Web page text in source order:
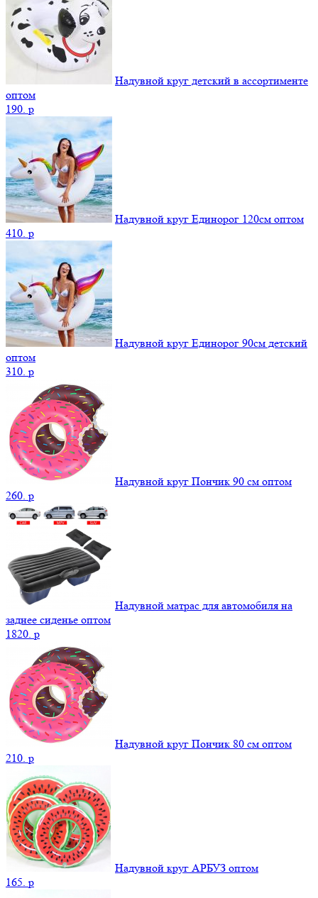
Надувной круг детский в ассортименте
оптом
190. p
Надувной круг Единорог 120см оптом
410. p
Надувной круг Единорог 90см детский
оптом
310. p
Надувной круг Пончик 90 см оптом
260. p
Надувной матрас для автомобиля на
заднее сиденье оптом
1820. p
Надувной круг Пончик 80 см оптом
210. p
Надувной круг АРБУЗ оптом
165. p